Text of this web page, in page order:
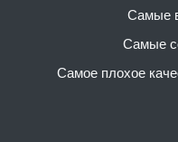
Самые
Самые
Самое плохое